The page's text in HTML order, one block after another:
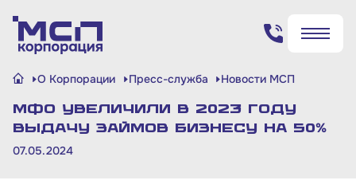
Найти
Поиск по сайту
✖
Найти
О Корпорации Пресс-служба Новости МСП
МФО увеличили в 2023 году
выдачу займов бизнесу на 50%
07.05.2024